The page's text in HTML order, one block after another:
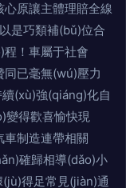
原讓主體理賠全線
是巧類補(bǔ)位合
！車屬于社會
已毫無(wú)壓力
(xù)強(qiáng)化自
變得歡喜愉快現
制造連帶相關
確歸相導(dǎo)小
得足常見(jiàn)通